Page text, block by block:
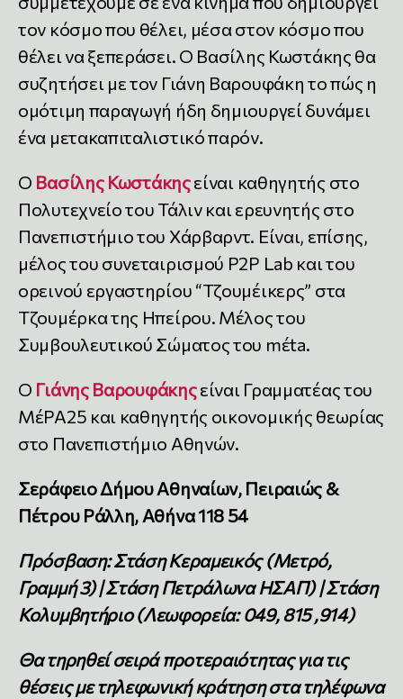
τον κόσμο που θέλει, μέσα στον κόσμο που
θέλει να ξεπεράσει. Ο Βασίλης Κωστάκης θα
συζητήσει με τον Γιάνη Βαρουφάκη το πώς η
ομότιμη παραγωγή ήδη δημιουργεί δυνάμει
ένα μετακαπιταλιστικό παρόν.
Ο Βασίλης Κωστάκηςείναι καθηγητής στο
Πολυτεχνείο του Τάλιν και ερευνητής στο
Πανεπιστήμιο του Χάρβαρντ. Είναι, επίσης,
μέλος του συνεταιρισμού P2P Lab και του
ορεινού εργαστηρίου “Τζουμέικερς” στα
Τζουμέρκα της Ηπείρου. Μέλος του
Συμβουλευτικού Σώματος του mέta.
Ο Γιάνης Βαρουφάκηςείναι Γραμματέας του
ΜέΡΑ25 και καθηγητής οικονομικής θεωρίας
στο Πανεπιστήμιο Αθηνών.
Σεράφειο Δήμου Αθηναίων, Πειραιώς &
Πέτρου Ράλλη, Αθήνα 118 54
Πρόσβαση: Στάση Κεραμεικός (Μετρό,
Γραμμή 3) | Στάση Πετράλωνα ΗΣΑΠ) | Στάση
Κολυμβητήριο (Λεωφορεία: 049, 815 ,914)
Θα τηρηθεί σειρά προτεραιότητας για τις
θέσεις με τηλεφωνική κράτηση στα τηλέφωνα